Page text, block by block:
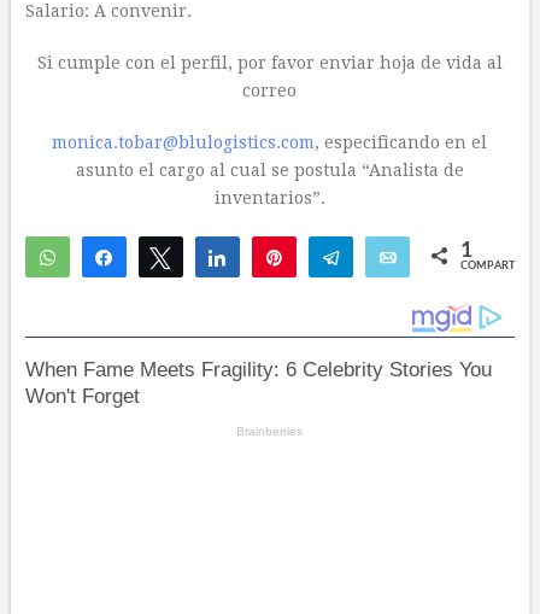
Salario: A convenir.
Si cumple con el perfil, por favor enviar hoja de vida al
correo
monica.tobar@blulogistics.com, especificando en el
asunto el cargo al cual se postula “Analista de
inventarios”.
WhatsAppCompartirTwittear Compartir Telegram Email 1
COMPARTIR